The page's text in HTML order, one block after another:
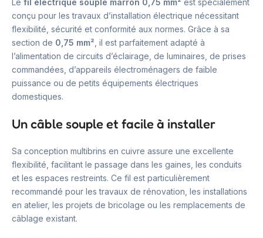
Le fil électrique souple marron 0,75 mm² est spécialement
conçu pour les travaux d’installation électrique nécessitant
flexibilité, sécurité et conformité aux normes. Grâce à sa
section de 0,75 mm² , il est parfaitement adapté à
l’alimentation de circuits d’éclairage, de luminaires, de prises
commandées, d’appareils électroménagers de faible
puissance ou de petits équipements électriques
domestiques.
Un câble souple et facile à installer
Sa conception multibrins en cuivre assure une excellente
flexibilité, facilitant le passage dans les gaines, les conduits
et les espaces restreints. Ce fil est particulièrement
recommandé pour les travaux de rénovation, les installations
en atelier, les projets de bricolage ou les remplacements de
câblage existant.